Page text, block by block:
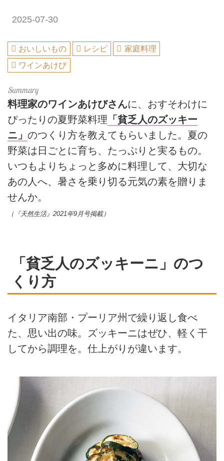
2025-07-30
おいしいもの レシピ
家庭料理
ワインあけび
料理家のワインあけびさんに、おすそわけに
ぴったりの夏野菜料理 「貧乏人のズッキー
ニ」 のつくり方を教えてもらいました。夏の
野菜は日ごとに育ち、たっぷりと実るもの。
いつもよりちょっと多めに料理して、大切な
あの人へ、暑さを乗り切る元気の素を贈りま
せんか。
（『天然生活』2021年9月号掲載）
「貧乏人のズッキーニ」のつ
くり方
イタリア南部・プーリア州で繰り返し食べ
た、思い出の味。ズッキーニはぜひ、軽く干
してから調理を。仕上がりが違います。